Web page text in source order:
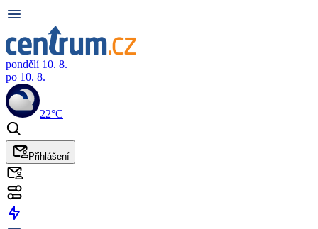
pondělí 10. 8.
po 10. 8.
22°C
Přihlášení